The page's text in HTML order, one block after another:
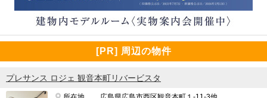
[PR] 周辺の物件
プレサンス ロジェ 観音本町リバービスタ